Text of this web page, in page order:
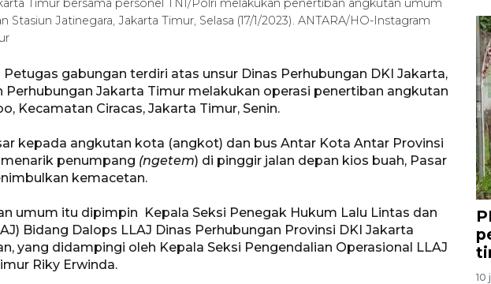
Timur bersama personel TNI/Polri melakukan penertiban angkutan umum
Stasiun Jatinegara, Jakarta Timur, Selasa (17/1/2023). ANTARA/HO-Instagram
Petugas gabungan terdiri atas unsur Dinas Perhubungan DKI Jakarta,
Perhubungan Jakarta Timur melakukan operasi penertiban angkutan
Kecamatan Ciracas, Jakarta Timur, Senin.
kepada angkutan kota (angkot) dan bus Antar Kota Antar Provinsi
penumpang (ngetem) di pinggir jalan depan kios buah, Pasar
kemacetan.
umum itu dipimpin Kepala Seksi Penegak Hukum Lalu Lintas dan
Bidang Dalops LLAJ Dinas Perhubungan Provinsi DKI Jakarta
yang didampingi oleh Kepala Seksi Pengendalian Operasional LLAJ
Riky Erwinda.
10